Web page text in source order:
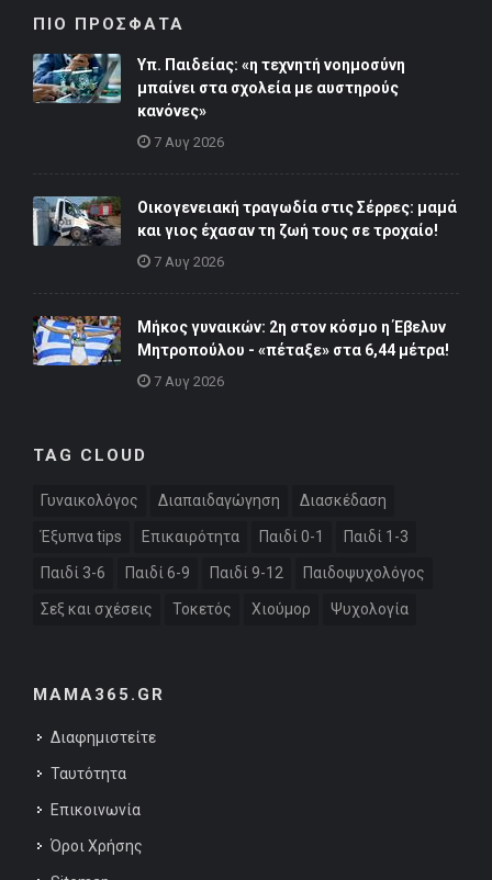
ΠΙΟ ΠΡΟΣΦΑΤΑ
Υπ. Παιδείας: «η τεχνητή νοημοσύνη
μπαίνει στα σχολεία με αυστηρούς
κανόνες»
7 Αυγ 2026
Οικογενειακή τραγωδία στις Σέρρες: μαμά
και γιος έχασαν τη ζωή τους σε τροχαίο!
7 Αυγ 2026
Μήκος γυναικών: 2η στον κόσμο η Έβελυν
Μητροπούλου - «πέταξε» στα 6,44 μέτρα!
7 Αυγ 2026
TAG CLOUD
Γυναικολόγος Διαπαιδαγώγηση Διασκέδαση
Έξυπνα tips Επικαιρότητα Παιδί 0-1 Παιδί 1-3
Παιδί 3-6 Παιδί 6-9 Παιδί 9-12 Παιδοψυχολόγος
Σεξ και σχέσεις Τοκετός Χιούμορ Ψυχολογία
MAMA365.GR
Διαφημιστείτε
Ταυτότητα
Επικοινωνία
Όροι Χρήσης